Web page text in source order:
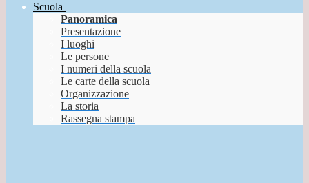
Scuola
Panoramica
Presentazione
I luoghi
Le persone
I numeri della scuola
Le carte della scuola
Organizzazione
La storia
Rassegna stampa